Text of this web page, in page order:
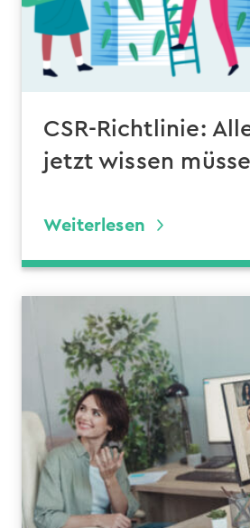
CSR-Richtlinie:
jetzt wissen
Weiterlesen